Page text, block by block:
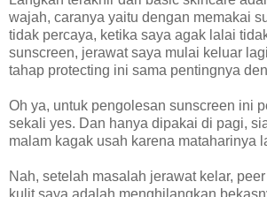
wajah, caranya yaitu dengan memakai
tidak percaya, ketika saya agak lalai
sunscreen, jerawat saya mulai keluar
tahap protecting ini sama pentingnya
Oh ya, untuk pengolesan sunscreen ini
sekali yes. Dan hanya dipakai di pagi,
malam kagak usah karena mataharinya
Nah, setelah masalah jerawat kelar,
kulit saya adalah menghilangkan